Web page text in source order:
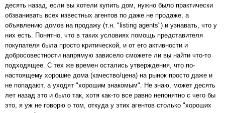
десять назад, если вы хотели купить дом, нужно было практически
обзванивать всех известных агентов по даже не продаже, а
объявлению домов на продажу (т.н. "listing agents") и узнавать, что у
них есть. Понятно, что в таких условиях помощь представителя
покупателя была просто критической, и от его активности и
добросовестности напрямую зависело сможете ли вы найти что-то
подходящее. С тех же времен остались утверждения, что по-
настоящему хорошие дома (качество/цена) на рынок просто даже и
не попадают, а уходят "хорошим знакомым". Не знаю, может десять
лет назад это и было так, хотя как-то все равно непонятно с чего бы
это, я уж не говорю о том, откуда у этих агентов столько "хороших